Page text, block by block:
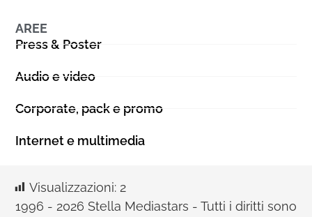
AREE
Press & Poster
Audio e video
Corporate, pack e promo
Internet e multimedia
Visualizzazioni: 2
1996 - 2026 Stella Mediastars - Tutti i diritti sono